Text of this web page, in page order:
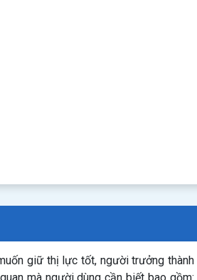
giữ thị lực tốt, người trưởng